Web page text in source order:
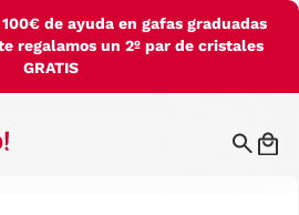
de ayuda en gafas graduadas
regalamos un 2º par de cristales
GRATIS